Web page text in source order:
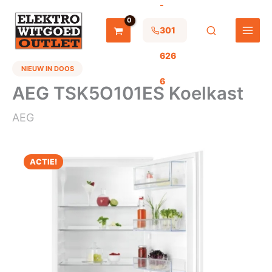
inhoud
-
301
626
6
NIEUW IN DOOS
AEG TSK5O101ES Koelkast
AEG
ACTIE!